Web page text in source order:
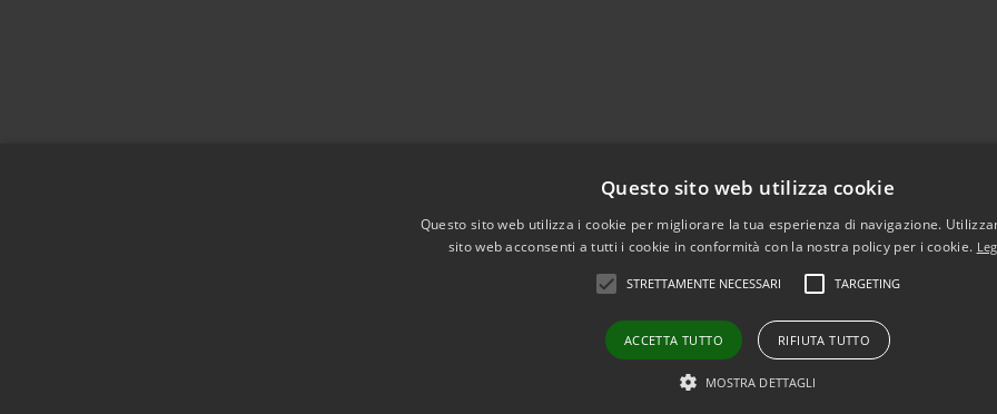
Copyright © 2026 • Comune
Questo sito web utilizza cookie
Questo sito web utilizza i cookie per migliorare la tua esperienza di navigazione.
sito web acconsenti a tutti i cookie in conformità con la nostra policy per i cookie.
STRETTAMENTE NECESSARI TARGETING
ACCETTA TUTTO RIFIUTA TUTTO
MOSTRA DETTAGLI